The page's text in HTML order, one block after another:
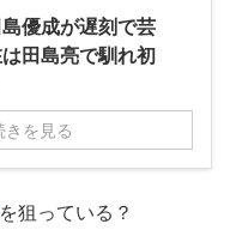
優成が遅刻で芸
田島亮で馴れ初
きを見る
を狙っている？